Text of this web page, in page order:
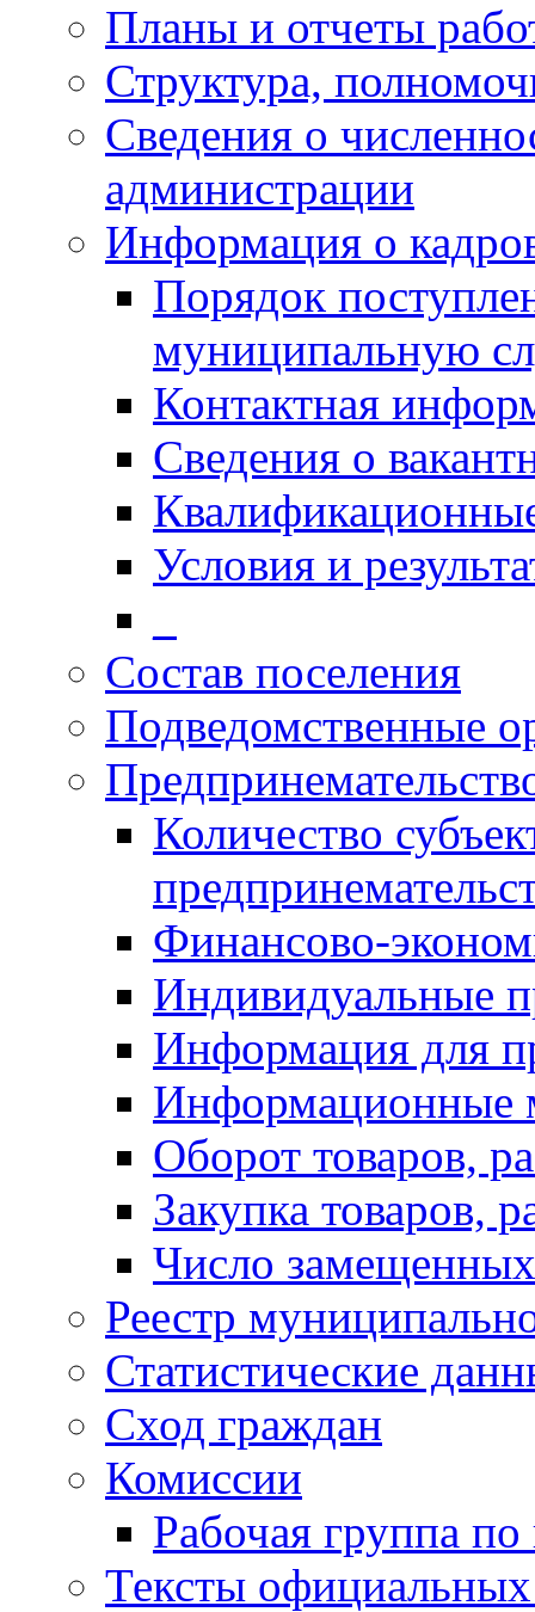
Планы и отчеты
Структура,
Сведения о
администрации
Информация о
Порядок
муниципальную
Контактная
Сведения о
Условия и
Состав поселения
Подведомственные
Количество
Финансово-
Индивидуальные
Информация для
Информационные
Оборот товаров,
Закупка товаров,
Число
Реестр
Статистические
Сход граждан
Комиссии
Рабочая группа
Тексты